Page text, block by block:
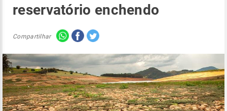
reservatório enchendo
Compartilhar